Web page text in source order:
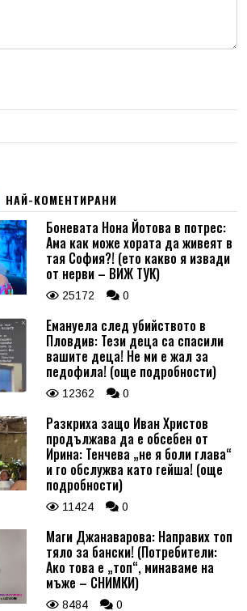
НАЙ-КОМЕНТИРАНИ
Боневата Нона Йотова в потрес:
Ама как може хората да живеят в
тая София?! (ето какво я извади
от нерви – ВИЖ ТУК)
25172 0
Емануела след убийството в
Пловдив: Тези деца са спасили
вашите деца! Не ми е жал за
педофила! (още подробности)
12362 0
Разкриха защо Иван Христов
продължава да е обсебен от
Ирина: Тенчева „не я боли глава“
и го обслужва като гейша! (още
подробности)
11424 0
Маги Джанаварова: Направих топ
тяло за бански! (Потребители:
Ако това е „топ“, минаваме на
мъже – СНИМКИ)
8484 0